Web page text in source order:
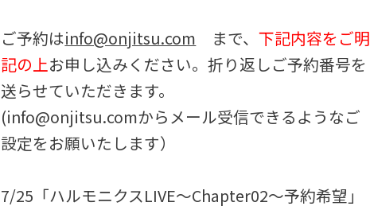
ご予約はinfo@onjitsu.com まで、下記内容をご明
記の上お申し込みください。折り返しご予約番号を
送らせていただきます。
(info@onjitsu.comからメール受信できるようなご
設定をお願いたします）
7/25「ハルモニクスLIVE～Chapter02～予約希望」